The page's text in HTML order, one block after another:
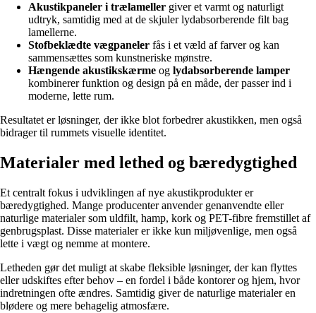
Akustikpaneler i trælameller giver et varmt og naturligt
udtryk, samtidig med at de skjuler lydabsorberende filt bag
lamellerne.
Stofbeklædte vægpaneler fås i et væld af farver og kan
sammensættes som kunstneriske mønstre.
Hængende akustikskærme og lydabsorberende lamper
kombinerer funktion og design på en måde, der passer ind i
moderne, lette rum.
Resultatet er løsninger, der ikke blot forbedrer akustikken, men også
bidrager til rummets visuelle identitet.
Materialer med lethed og bæredygtighed
Et centralt fokus i udviklingen af nye akustikprodukter er
bæredygtighed. Mange producenter anvender genanvendte eller
naturlige materialer som uldfilt, hamp, kork og PET-fibre fremstillet af
genbrugsplast. Disse materialer er ikke kun miljøvenlige, men også
lette i vægt og nemme at montere.
Letheden gør det muligt at skabe fleksible løsninger, der kan flyttes
eller udskiftes efter behov – en fordel i både kontorer og hjem, hvor
indretningen ofte ændres. Samtidig giver de naturlige materialer en
blødere og mere behagelig atmosfære.